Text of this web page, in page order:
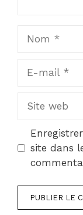
Site
site dans